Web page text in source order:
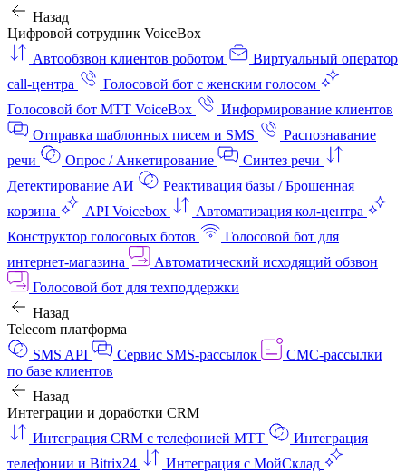
Назад
Цифровой сотрудник VoiceBox
Автообзвон клиентов роботом
Виртуальный оператор
call-центра
Голосовой бот с женским голосом
Голосовой бот МТТ VoiceBox
Информирование клиентов
Отправка шаблонных писем и SMS
Распознавание
речи
Опрос / Анкетирование
Синтез речи
Детектирование АИ
Реактивация базы / Брошенная
корзина
API Voicebox
Автоматизация кол‑центра
Конструктор голосовых ботов
Голосовой бот для
интернет‑магазина
Автоматический исходящий обзвон
Голосовой бот для техподдержки
Назад
Telecom платформа
SMS API
Сервис SMS-рассылок
СМС-рассылки
по базе клиентов
Назад
Интеграции и доработки CRM
Интеграция CRM с телефонией МТТ
Интеграция
телефонии и Bitrix24
Интеграция с МойСклад